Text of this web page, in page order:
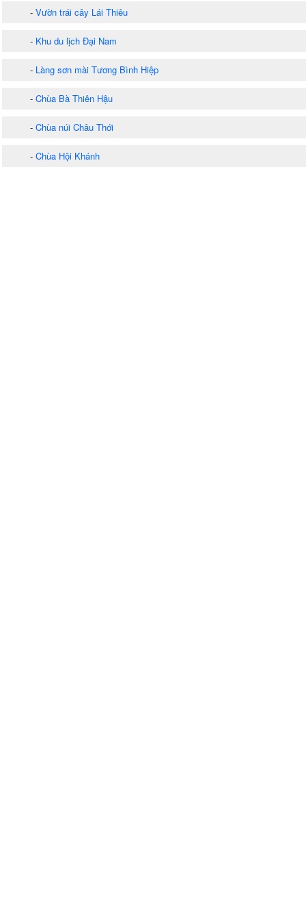
- Vườn trái cây Lái Thiêu
- Khu du lịch Đại Nam
- Làng sơn mài Tương Bình Hiệp
- Chùa Bà Thiên Hậu
- Chùa núi Châu Thới
- Chùa Hội Khánh